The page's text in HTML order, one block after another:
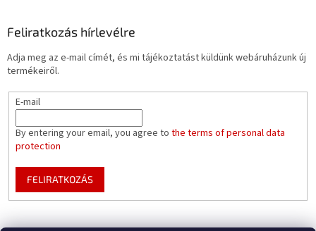
Feliratkozás hírlevélre
Adja meg az e-mail címét, és mi tájékoztatást küldünk webáruházunk új
termékeiről.
E-mail
By entering your email, you agree to the terms of personal data
protection
FELIRATKOZÁS